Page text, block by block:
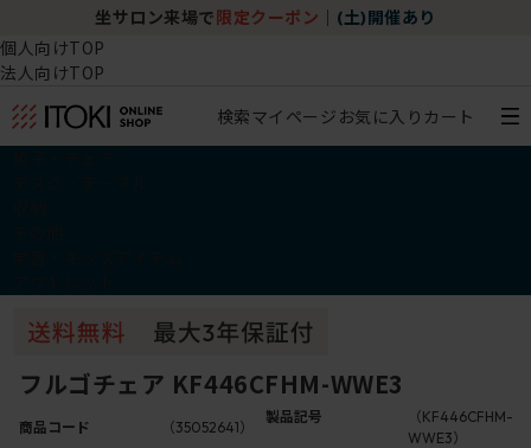
坐サロン来場で 限定クーポン (土)開催あり
個人向けTOP
法人向けTOP
検索マイページ お気に入り カート
フルゴチェア KF446CFHM-WWE3
商品コード （35052641）
製品記号
（KF446CFHM-
WWE3）